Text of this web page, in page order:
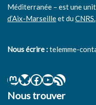
Méditerranée – est une
d’Aix-Marseilleet duCNRS.
Nous écrire :telemme-
Nous trouver